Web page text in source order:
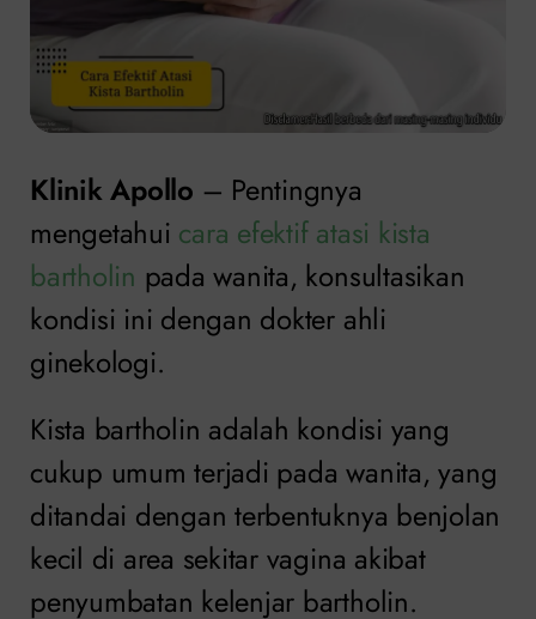
Klinik Apollo – Pentingnya
mengetahui cara efektif atasi kista
bartholin pada wanita, konsultasikan
kondisi ini dengan dokter ahli
ginekologi.
Kista bartholin adalah kondisi yang
cukup umum terjadi pada wanita, yang
ditandai dengan terbentuknya benjolan
kecil di area sekitar vagina akibat
penyumbatan kelenjar bartholin.